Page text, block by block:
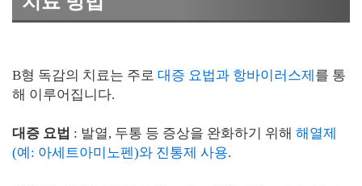
B형 독감의 치료는 주로 대증 요법과 항바이러스제 를 통
해 이루어집니다.
대증 요법 : 발열, 두통 등 증상을 완화하기 위해 해열제
(예: 아세트아미노펜)와 진통제 사용.